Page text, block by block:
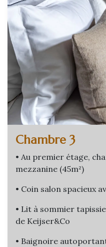
Chambre 3
• Au premier étage,
mezzanine (45m²)
• Coin salon spacieux
• Lit à sommier
de Keijser&Co
• Baignoire